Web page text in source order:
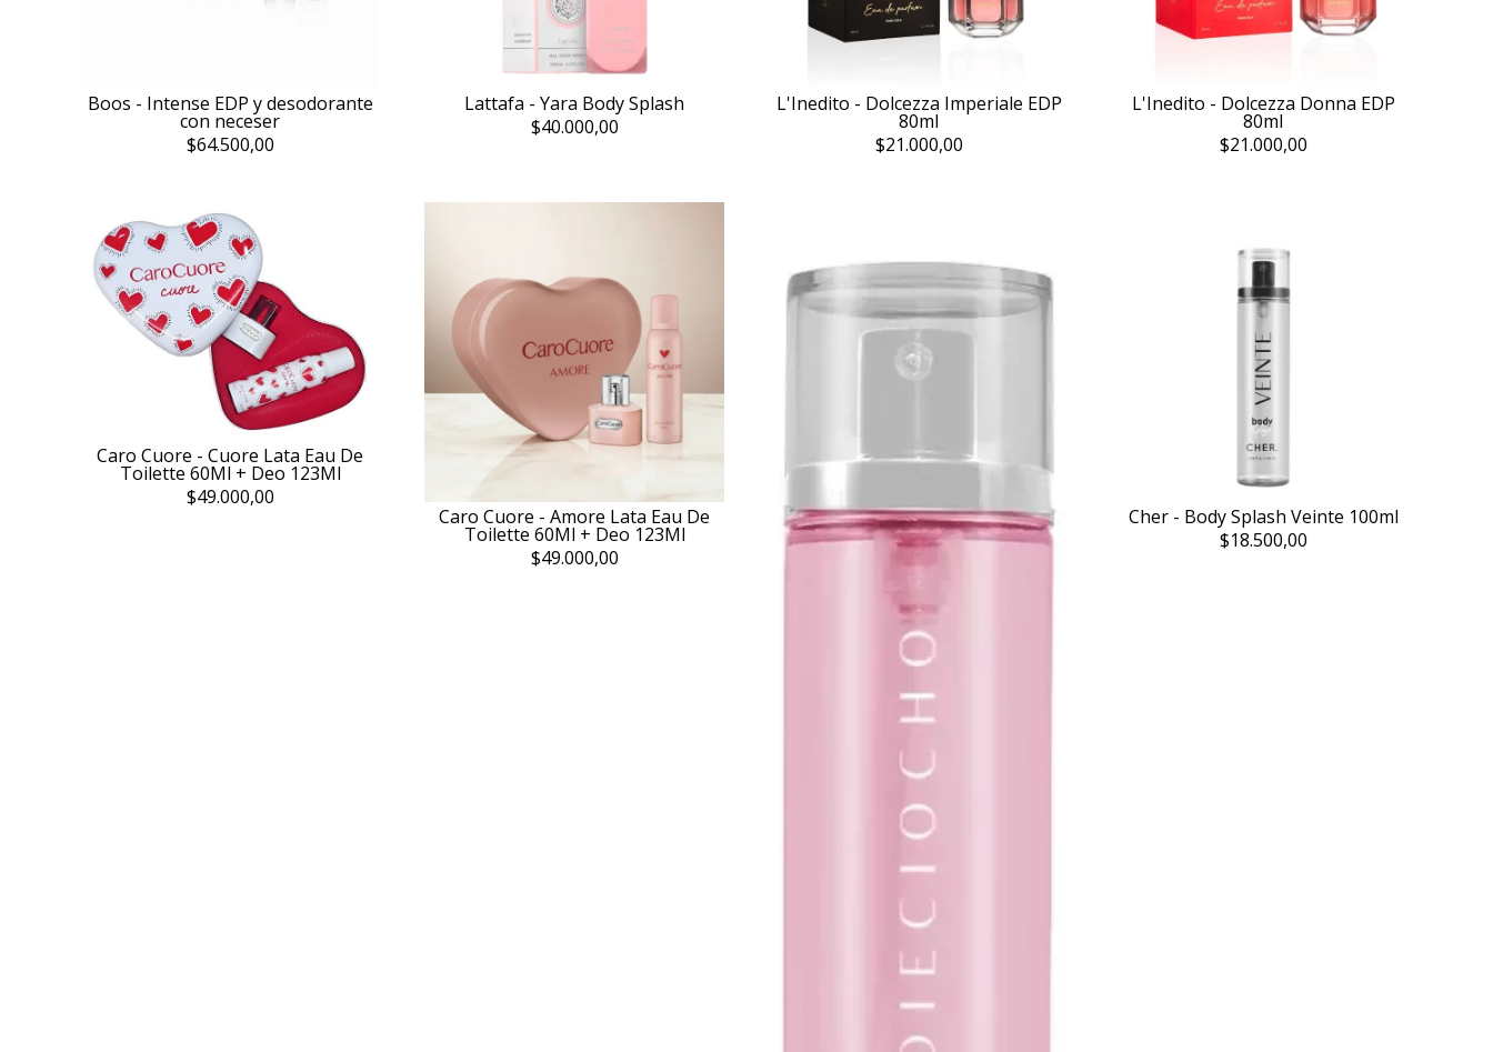
Boos - Intense EDP y desodorante
con neceser
$64.500,00
Lattafa - Yara Body Splash
$40.000,00
L'Inedito - Dolcezza Imperiale EDP
80ml
$21.000,00
L'Inedito - Dolcezza Donna EDP
80ml
$21.000,00
Caro Cuore - Cuore Lata Eau De
Toilette 60Ml + Deo 123Ml
$49.000,00
Caro Cuore - Amore Lata Eau De
Toilette 60Ml + Deo 123Ml
$49.000,00
Cher - Body Splash Veinte 100ml
$18.500,00